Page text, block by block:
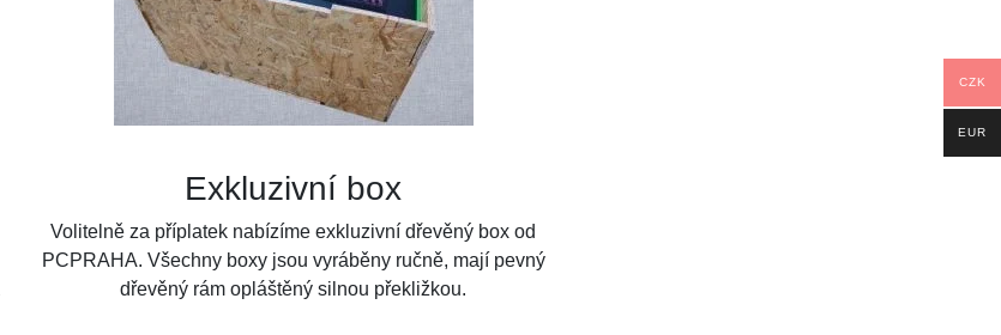
Exkluzivní box
Volitelně za příplatek nabízíme exkluzivní dřevěný box od
PCPRAHA. Všechny boxy jsou vyráběny ručně, mají pevný
dřevěný rám opláštěný silnou překližkou.
CZK
EUR